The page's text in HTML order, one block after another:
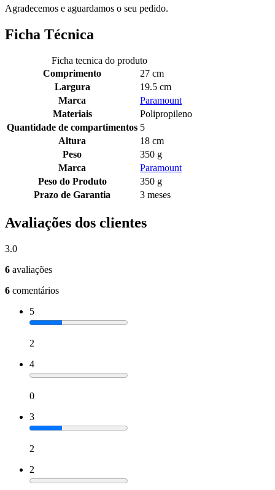
Agradecemos e aguardamos o seu pedido.
Ficha Técnica
Ficha tecnica do produto
Comprimento
27 cm
Largura
19.5 cm
Marca
Paramount
Materiais
Polipropileno
Quantidade de compartimentos 5
Altura
18 cm
Peso
350 g
Marca
Paramount
Peso do Produto
350 g
Prazo de Garantia
3 meses
Avaliações dos clientes
3.0
6 avaliações
6 comentários
5
2
4
0
3
2
2